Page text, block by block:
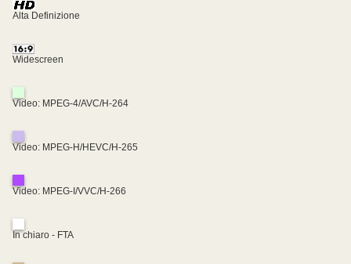
Alta Definizione
Widescreen
Video: MPEG-4/AVC/H-264
Video: MPEG-H/HEVC/H-265
Video: MPEG-I/VVC/H-266
In chiaro - FTA